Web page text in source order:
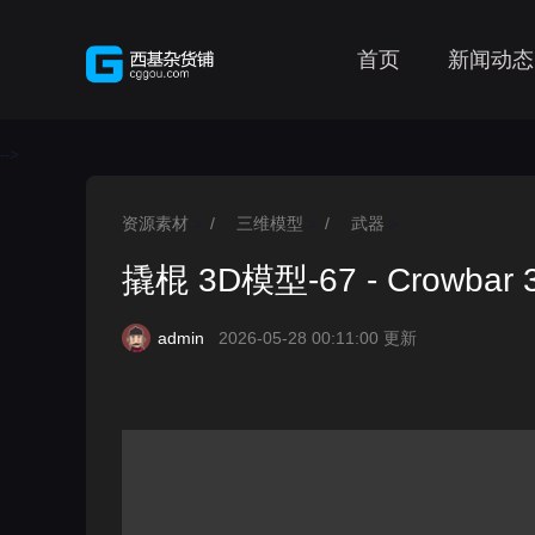
首页 新闻动态
-->
资源素材 / 三维模型 / 武器
撬棍 3D模型-67 - Crowbar
admin 2026-05-28 00:11:00 更新